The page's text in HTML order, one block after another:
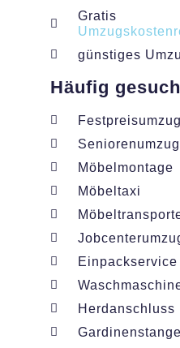
Gratis
günstiges
Häufig
Festpreisumzug
Seniorenumzug
Möbelmontage
Möbeltaxi
Einpackservice
Herdanschluss